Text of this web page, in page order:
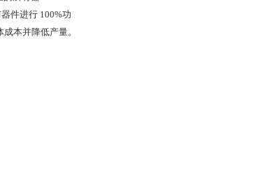
件进行 100%功
本并降低产量。